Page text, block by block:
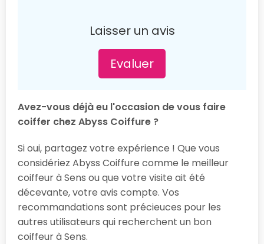
Laisser un avis
Evaluer
Avez-vous déjà eu l'occasion de vous faire
coiffer chez Abyss Coiffure ?
Si oui, partagez votre expérience ! Que vous
considériez Abyss Coiffure comme le meilleur
coiffeur à Sens ou que votre visite ait été
décevante, votre avis compte. Vos
recommandations sont précieuces pour les
autres utilisateurs qui recherchent un bon
coiffeur à Sens.